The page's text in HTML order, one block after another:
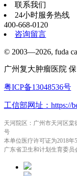
联系我们
24小时服务热线
400-668-0120
咨询留言
© 2003—2026, fuda
广州复大肿瘤医院
粤ICP备13048536号
工信部网址：https://
天河院区：广州市天河区棠
号
本单位医疗许可证为2018年
广东省卫生和计划生育委员